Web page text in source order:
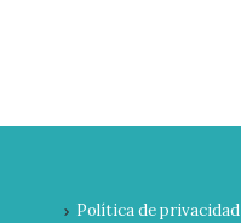
Política de privacidad